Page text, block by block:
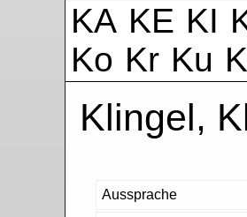
KA KE KI
Ko Kr Ku
Klingel,
Aussprache